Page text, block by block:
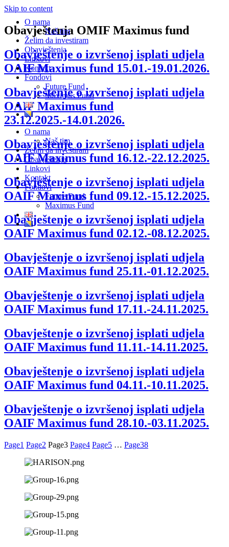
Skip to content
O nama
Naš tim
Želim da investiram
Obavještenja
Linkovi
Kontakt
Fondovi
Future Fund
Maximus Fund
O nama
Naš tim
Želim da investiram
Obavještenja
Linkovi
Kontakt
Fondovi
Future Fund
Maximus Fund
Obavještenja OMIF Maximus fund
Obavještenje o izvršenoj isplati udjela
OAIF Maximus fund 15.01.-19.01.2026.
Obavještenje o izvršenoj isplati udjela
OAIF Maximus fund
23.12.2025.-14.01.2026.
Obavještenje o izvršenoj isplati udjela
OAIF Maximus fund 16.12.-22.12.2025.
Obavještenje o izvršenoj isplati udjela
OAIF Maximus fund 09.12.-15.12.2025.
Obavještenje o izvršenoj isplati udjela
OAIF Maximus fund 02.12.-08.12.2025.
Obavještenje o izvršenoj isplati udjela
OAIF Maximus fund 25.11.-01.12.2025.
Obavještenje o izvršenoj isplati udjela
OAIF Maximus fund 17.11.-24.11.2025.
Obavještenje o izvršenoj isplati udjela
OAIF Maximus fund 11.11.-14.11.2025.
Obavještenje o izvršenoj isplati udjela
OAIF Maximus fund 04.11.-10.11.2025.
Obavještenje o izvršenoj isplati udjela
OAIF Maximus fund 28.10.-03.11.2025.
Page1 Page2 Page3 Page4 Page5 … Page38